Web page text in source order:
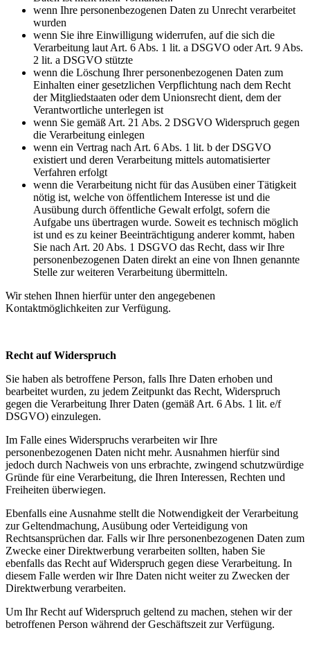
wenn Ihre personenbezogenen Daten zu Unrecht verarbeitet
wurden
wenn Sie ihre Einwilligung widerrufen, auf die sich die
Verarbeitung laut Art. 6 Abs. 1 lit. a DSGVO oder Art. 9 Abs.
2 lit. a DSGVO stützte
wenn die Löschung Ihrer personenbezogenen Daten zum
Einhalten einer gesetzlichen Verpflichtung nach dem Recht
der Mitgliedstaaten oder dem Unionsrecht dient, dem der
Verantwortliche unterlegen ist
wenn Sie gemäß Art. 21 Abs. 2 DSGVO Widerspruch gegen
die Verarbeitung einlegen
wenn ein Vertrag nach Art. 6 Abs. 1 lit. b der DSGVO
existiert und deren Verarbeitung mittels automatisierter
Verfahren erfolgt
wenn die Verarbeitung nicht für das Ausüben einer Tätigkeit
nötig ist, welche von öffentlichem Interesse ist und die
Ausübung durch öffentliche Gewalt erfolgt, sofern die
Aufgabe uns übertragen wurde. Soweit es technisch möglich
ist und es zu keiner Beeinträchtigung anderer kommt, haben
Sie nach Art. 20 Abs. 1 DSGVO das Recht, dass wir Ihre
personenbezogenen Daten direkt an eine von Ihnen genannte
Stelle zur weiteren Verarbeitung übermitteln.
Wir stehen Ihnen hierfür unter den angegebenen
Kontaktmöglichkeiten zur Verfügung.
Recht auf Widerspruch
Sie haben als betroffene Person, falls Ihre Daten erhoben und
bearbeitet wurden, zu jedem Zeitpunkt das Recht, Widerspruch
gegen die Verarbeitung Ihrer Daten (gemäß Art. 6 Abs. 1 lit. e/f
DSGVO) einzulegen.
Im Falle eines Widerspruchs verarbeiten wir Ihre
personenbezogenen Daten nicht mehr. Ausnahmen hierfür sind
jedoch durch Nachweis von uns erbrachte, zwingend schutzwürdige
Gründe für eine Verarbeitung, die Ihren Interessen, Rechten und
Freiheiten überwiegen.
Ebenfalls eine Ausnahme stellt die Notwendigkeit der Verarbeitung
zur Geltendmachung, Ausübung oder Verteidigung von
Rechtsansprüchen dar. Falls wir Ihre personenbezogenen Daten zum
Zwecke einer Direktwerbung verarbeiten sollten, haben Sie
ebenfalls das Recht auf Widerspruch gegen diese Verarbeitung. In
diesem Falle werden wir Ihre Daten nicht weiter zu Zwecken der
Direktwerbung verarbeiten.
Um Ihr Recht auf Widerspruch geltend zu machen, stehen wir der
betroffenen Person während der Geschäftszeit zur Verfügung.